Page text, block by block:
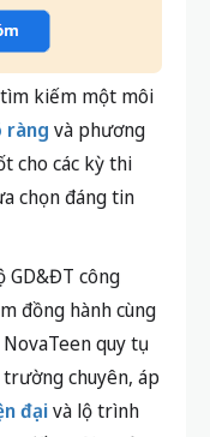
tìm kiếm một môi
ràng và phương
cho các kỳ thi
chọn đáng tin
GD&ĐT công
đồng hành cùng
quy tụ
chuyên, áp
đạivà lộ trình